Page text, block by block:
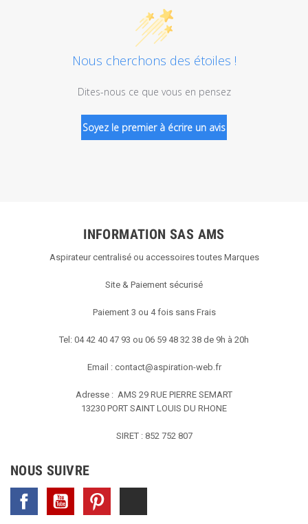
Nous cherchons des étoiles !
Dites-nous ce que vous en pensez
Soyez le premier à écrire un avis
INFORMATION SAS AMS
Aspirateur centralisé ou accessoires toutes Marques
Site & Paiement sécurisé
Paiement 3 ou 4 fois sans Frais
Tel: 04 42 40 47 93 ou 06 59 48 32 38 de 9h à 20h
Email : contact@aspiration-web.fr
Adresse : AMS 29 RUE PIERRE SEMART
13230 PORT SAINT LOUIS DU RHONE
SIRET : 852 752 807
NOUS SUIVRE
Facebook YouTube